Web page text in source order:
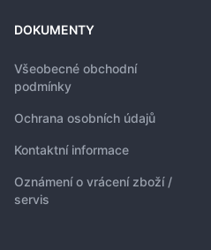
DOKUMENTY
Všeobecné obchodní
podmínky
Ochrana osobních údajů
Kontaktní informace
Oznámení o vrácení zboží /
servis